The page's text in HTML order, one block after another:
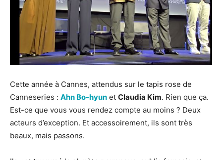
Cette année à Cannes, attendus sur le tapis rose de
Canneseries : Ahn Bo-hyun et Claudia Kim. Rien que ça.
Est-ce que vous vous rendez compte au moins ? Deux
acteurs d’exception. Et accessoirement, ils sont très
beaux, mais passons.